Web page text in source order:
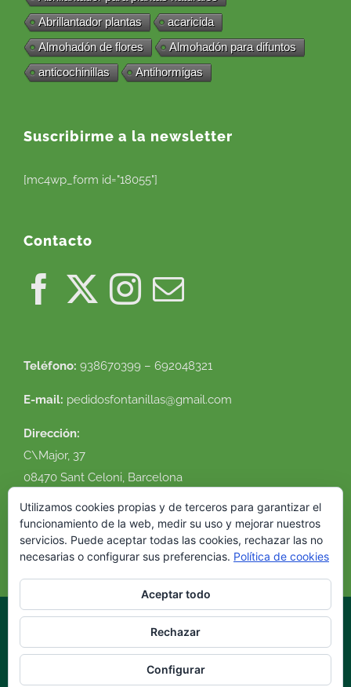
Abrillantador plantas
acaricida
Almohadón de flores
Almohadón para difuntos
anticochinillas
Antihormigas
Suscribirme a la newsletter
[mc4wp_form id="18055"]
Contacto
Teléfono: 938670399 – 692048321
E-mail: pedidosfontanillas@gmail.com
Dirección:
C\Major, 37
08470 Sant Celoni, Barcelona
Ver en google maps
© 2016 Flor Natural. Todos los derechos reservados. |
cookies|Condiciones de uso|Envíos y devoluciones|Diseño
webVirtualDomus
Utilizamos cookies propias y de terceros para garantizar el
funcionamiento de la web, medir su uso y mejorar nuestros
servicios. Puede aceptar todas las cookies, rechazar las no
necesarias o configurar sus preferencias. Política de cookies
Aceptar todo
Rechazar
Configurar